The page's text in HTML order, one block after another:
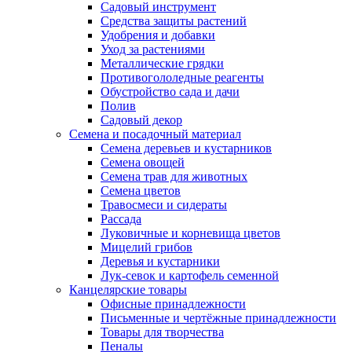
Садовый инструмент
Средства защиты растений
Удобрения и добавки
Уход за растениями
Металлические грядки
Противогололедные реагенты
Обустройство сада и дачи
Полив
Садовый декор
Семена и посадочный материал
Семена деревьев и кустарников
Семена овощей
Семена трав для животных
Семена цветов
Травосмеси и сидераты
Рассада
Луковичные и корневища цветов
Мицелий грибов
Деревья и кустарники
Лук-севок и картофель семенной
Канцелярские товары
Офисные принадлежности
Письменные и чертёжные принадлежности
Товары для творчества
Пеналы